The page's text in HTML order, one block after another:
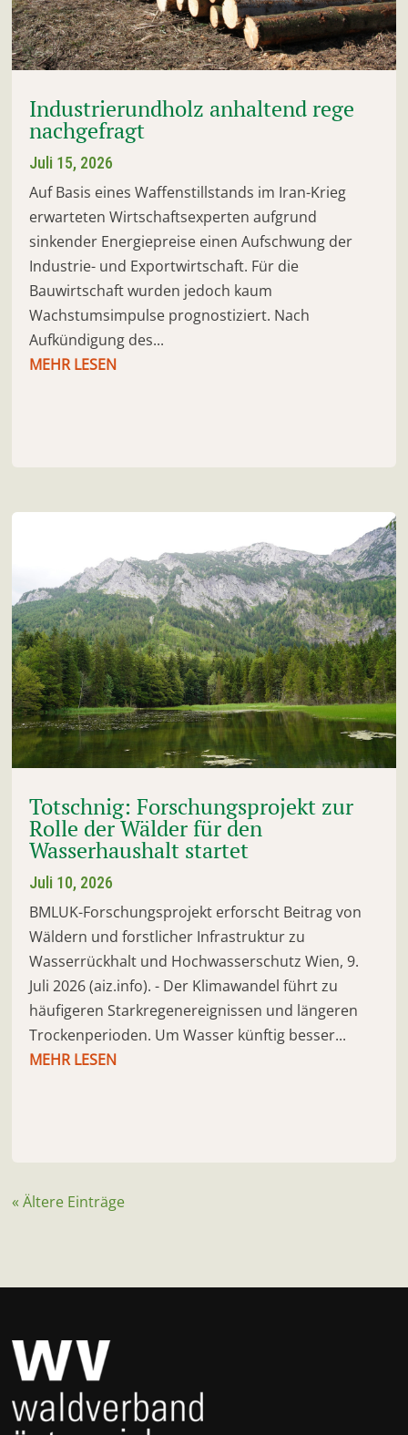
Industrierundholz anhaltend rege
nachgefragt
Juli 15, 2026
Auf Basis eines Waffenstillstands im Iran-Krieg
erwarteten Wirtschaftsexperten aufgrund
sinkender Energiepreise einen Aufschwung der
Industrie- und Exportwirtschaft. Für die
Bauwirtschaft wurden jedoch kaum
Wachstumsimpulse prognostiziert. Nach
Aufkündigung des...
MEHR LESEN
Totschnig: Forschungsprojekt zur
Rolle der Wälder für den
Wasserhaushalt startet
Juli 10, 2026
BMLUK-Forschungsprojekt erforscht Beitrag von
Wäldern und forstlicher Infrastruktur zu
Wasserrückhalt und Hochwasserschutz Wien, 9.
Juli 2026 (aiz.info). - Der Klimawandel führt zu
häufigeren Starkregenereignissen und längeren
Trockenperioden. Um Wasser künftig besser...
MEHR LESEN
« Ältere Einträge